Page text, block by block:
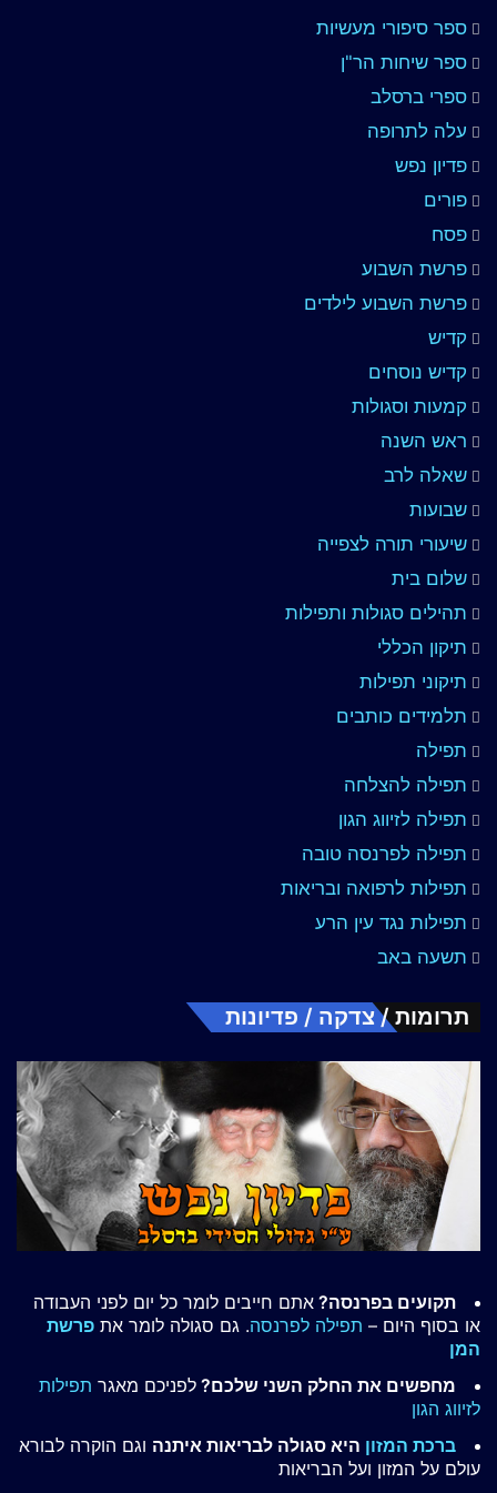
ספר סיפורי מעשיות
ספר שיחות הר"ן
ספרי ברסלב
עלה לתרופה
פדיון נפש
פורים
פסח
פרשת השבוע
פרשת השבוע לילדים
קדיש
קדיש נוסחים
קמעות וסגולות
ראש השנה
שאלה לרב
שבועות
שיעורי תורה לצפייה
שלום בית
תהילים סגולות ותפילות
תיקון הכללי
תיקוני תפילות
תלמידים כותבים
תפילה
תפילה להצלחה
תפילה לזיווג הגון
תפילה לפרנסה טובה
תפילות לרפואה ובריאות
תפילות נגד עין הרע
תשעה באב
תרומות / צדקה / פדיונות
תקועים בפרנסה? אתם חייבים לומר כל יום לפני העבודה
או בסוף היום – תפילה לפרנסה. גם סגולה לומר את פרשת
המן
מחפשים את החלק השני שלכם? לפניכם מאגר תפילות
לזיווג הגון
ברכת המזון היא סגולה לבריאות איתנה וגם הוקרה לבורא
עולם על המזון ועל הבריאות